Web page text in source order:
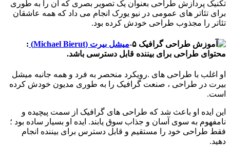
تکنیک پردازش طراحی بعنوان یک تصویر بصری که آن را به طوری
برای تئاتر های عمومی در نیو یورک انجام می داد که همه عاشقان
تئاتر را مجذوب طراحی خودش کرده بود.
میشل بیرت (Michael Bierut)
:
محتوای طراحی برای بیننده قابل دسترسی باشد.
او اغلب با طراحی های .رویکرد منحصر به فرد و همه جانبه میشل
بیرت در طراحی ، صنعت گرافیک را به طوری مدیون خودش کرده
است.
این ایده او باعث شد که طراحی های گرافیک از سمت پیچیده و
نامفهوم به سوی آسان و جذاب سوق یابند. ایده او بسیار ساده بود ؛
فقط طراحی خود را مستقیم و قابل دسترس برای بیننده انجام
دهید.